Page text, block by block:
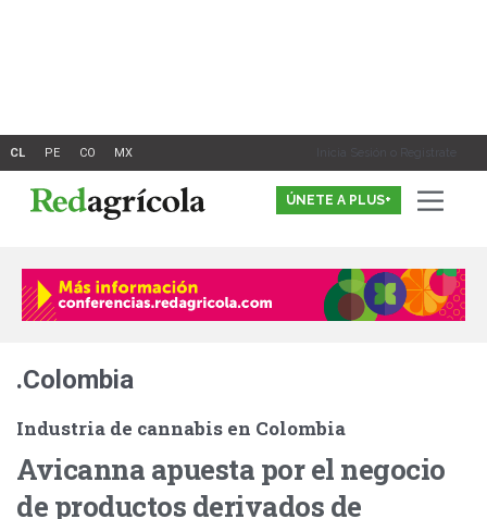
Inicia Sesión o Registrate
ÚNETE A PLUS+
.Colombia
Industria de cannabis en Colombia
Avicanna apuesta por el negocio
de productos derivados de